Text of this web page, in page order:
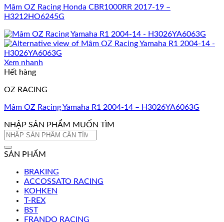
Mâm OZ Racing Honda CBR1000RR 2017-19 –
H3212HO6245G
Xem nhanh
Hết hàng
OZ RACING
Mâm OZ Racing Yamaha R1 2004-14 – H3026YA6063G
NHẬP SẢN PHẨM MUỐN TÌM
Tìm
SẢN PHẨM
BRAKING
ACCOSSATO RACING
KOHKEN
T-REX
BST
FRANDO RACING